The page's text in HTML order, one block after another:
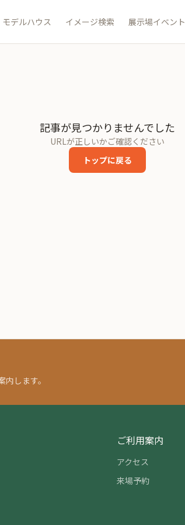
モデルハウス イメージ検索 展示場イベント
記事が見つかりませんでした
URLが正しいかご確認ください
トップに戻る
します。
ご利用案内
アクセス
来場予約